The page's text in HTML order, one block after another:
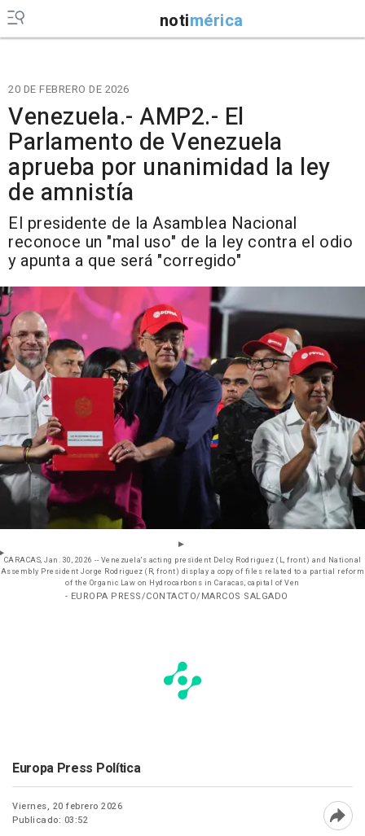
notimérica
20 DE FEBRERO DE 2026
Venezuela.- AMP2.- El
Parlamento de Venezuela
aprueba por unanimidad la ley
de amnistía
El presidente de la Asamblea Nacional
reconoce un "mal uso" de la ley contra el odio
y apunta a que será "corregido"
CARACAS, Jan. 30, 2026 -- Venezuela's acting president Delcy Rodriguez (L, front) and National
Assembly President Jorge Rodriguez (R, front) display a copy of files related to a partial reform
of the Organic Law on Hydrocarbons in Caracas, capital of Ven
- EUROPA PRESS/CONTACTO/MARCOS SALGADO
Europa Press Política
Viernes, 20 febrero 2026
Publicado: 03:52